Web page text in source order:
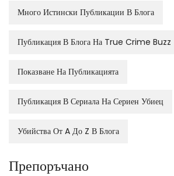
Много Истински Публикации В Блога
Публикация В Блога На True Crime Buzz
Показване На Публикацията
Публикация В Сериала На Сериен Убиец
Убийства От A До Z В Блога
Препоръчано